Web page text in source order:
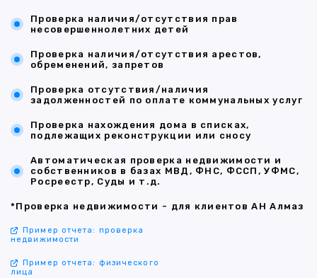
Проверка наличия/отсутствия прав
несовершеннолетних детей
Проверка наличия/отсутствия арестов,
обременений, запретов
Проверка отсутствия/наличия
задолженностей по оплате коммунальных услуг
Проверка нахождения дома в списках,
подлежащих реконструкции или сносу
Автоматическая проверка недвижимости и
собственников в базах МВД, ФНС, ФССП, УФМС,
Росреестр, Суды и т.д.
*Проверка недвижимости - для клиентов АН Алмаз
Пример отчета: проверка
недвижимости
Пример отчета: физического
лица